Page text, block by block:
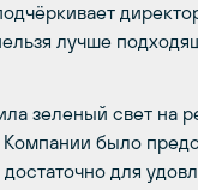
лучше
зеленый свет на
было
для